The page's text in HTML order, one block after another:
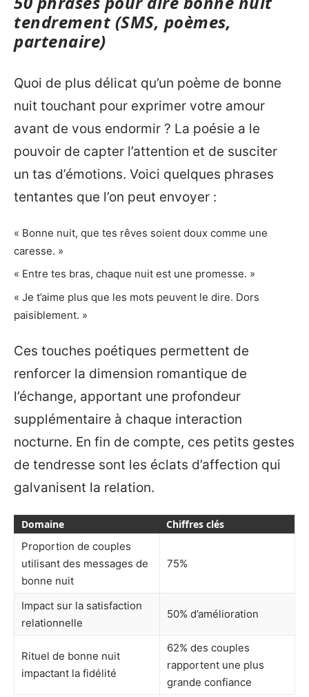
tendrement (SMS, poèmes,
partenaire)
Quoi de plus délicat qu’un poème de bonne
nuit touchant pour exprimer votre amour
avant de vous endormir ? La poésie a le
pouvoir de capter l’attention et de susciter
un tas d’émotions. Voici quelques phrases
tentantes que l’on peut envoyer :
« Bonne nuit, que tes rêves soient doux comme une
caresse. »
« Entre tes bras, chaque nuit est une promesse. »
« Je t’aime plus que les mots peuvent le dire. Dors
paisiblement. »
Ces touches poétiques permettent de
renforcer la dimension romantique de
l’échange, apportant une profondeur
supplémentaire à chaque interaction
nocturne. En fin de compte, ces petits gestes
de tendresse sont les éclats d’affection qui
galvanisent la relation.
Domaine
Chiffres clés
Proportion de couples
utilisant des messages de
bonne nuit
75%
Impact sur la satisfaction
relationnelle
50% d’amélioration
Rituel de bonne nuit
impactant la fidélité
62% des couples
rapportent une plus
grande confiance